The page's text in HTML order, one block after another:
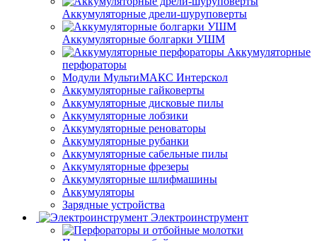
Аккумуляторные дрели-шуруповерты
Аккумуляторные болгарки УШМ
Аккумуляторные
перфораторы
Модули МультиМАКС Интерскол
Аккумуляторные гайковерты
Аккумуляторные дисковые пилы
Аккумуляторные лобзики
Аккумуляторные реноваторы
Аккумуляторные рубанки
Аккумуляторные сабельные пилы
Аккумуляторные фрезеры
Аккумуляторные шлифмашины
Аккумуляторы
Зарядные устройства
Электроинструмент